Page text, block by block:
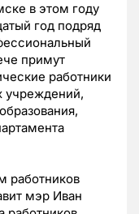
в этом году
год подряд
примут
работники
учреждений,
работников
мэр Иван